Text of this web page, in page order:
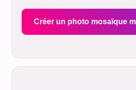
Créer un photo mosaïque